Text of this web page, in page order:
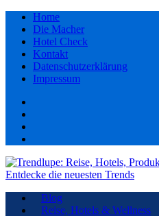
Home
Die Macher
Hotel Check
Kontakt
Datenschutzerklärung
Impressum
Blog
Reise, Hotels & Wellness